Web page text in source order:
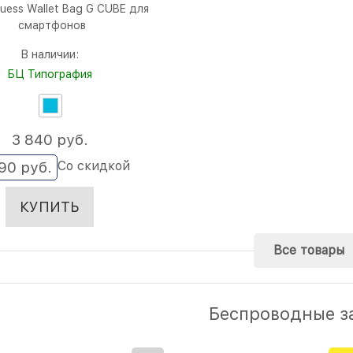
Wallet Bag G CUBE для
смартфонов
В наличии:
БЦ Типография
руб. Со скидкой
3 840 руб.
КУПИТЬ
Все товары
Беспроводные